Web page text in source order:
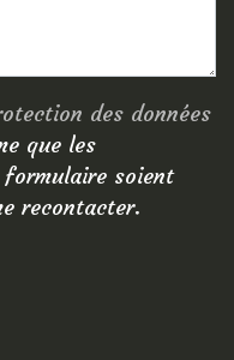
des données
que les
soient
recontacter.